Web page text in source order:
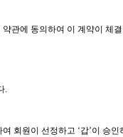
관에 동의하여 이 계약이 체
.
회원이 선정하고 ‘갑’이 승인